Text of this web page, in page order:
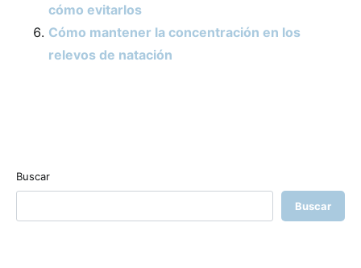
cómo evitarlos
Cómo mantener la concentración en los
relevos de natación
Buscar
Buscar